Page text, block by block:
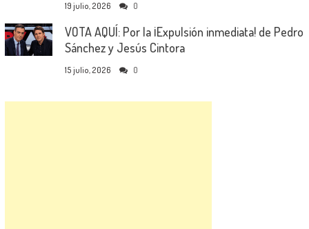
19 julio, 2026 0
VOTA AQUÍ: Por la ¡Expulsión inmediata! de Pedro
Sánchez y Jesús Cintora
15 julio, 2026 0